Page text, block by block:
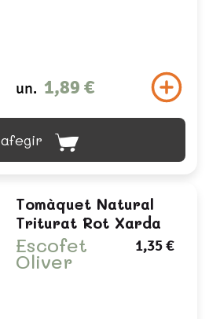
un. 1,89 €
afegir
Tomàquet Natural
Triturat Rot Xarda
Escofet
Oliver
1,35 €